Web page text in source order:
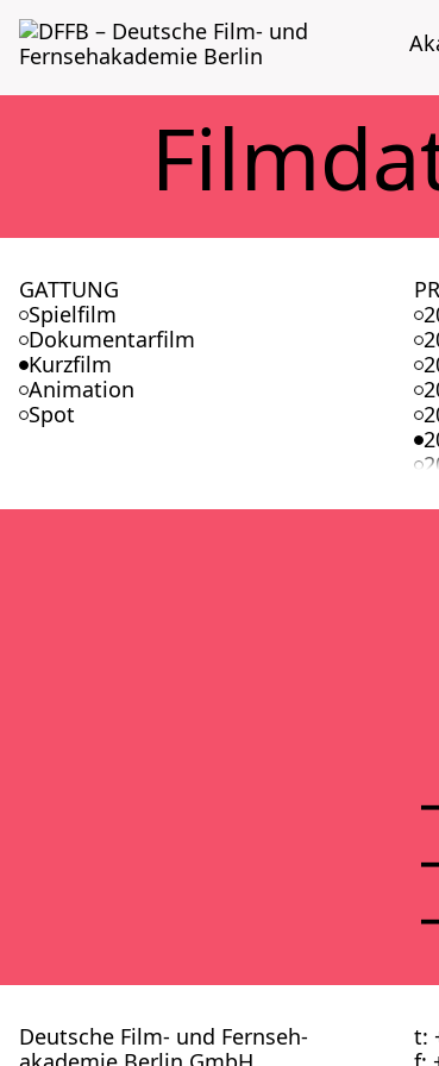
GATTUNG
Spielfilm
Dokumentarfilm
Kurzfilm
Animation
Spot
Deutsche Film- und Fernseh­
t: